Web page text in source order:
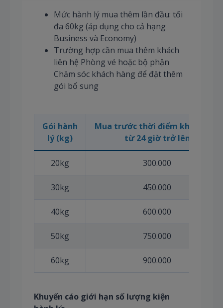
Mức hành lý mua thêm lần đầu: tối
đa 60kg (áp dụng cho cả hạng
Business và Economy)
Trường hợp cần mua thêm khách
liên hệ Phòng vé hoặc bộ phận
Chăm sóc khách hàng để đặt thêm
gói bổ sung
Gói hành
lý (kg)
Mua trước thời điểm khởi hành
từ 24 giờ trở lên
20kg 300.000
30kg 450.000
40kg 600.000
50kg 750.000
60kg 900.000
Khuyến cáo giới hạn số lượng kiện